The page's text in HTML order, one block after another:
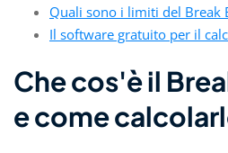
Quali sono i limiti del Break
Il software gratuito per il
Che cos'è il
e come